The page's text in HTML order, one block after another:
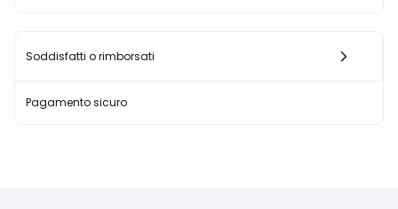
Soddisfatti o rimborsati
Pagamento sicuro